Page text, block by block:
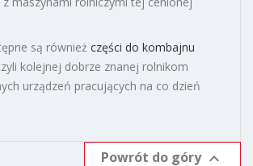
są również części do kombajnu
kolejnej dobrze znanej rolnikom
urządzeń pracujących na co dzień
Powrót do góry 